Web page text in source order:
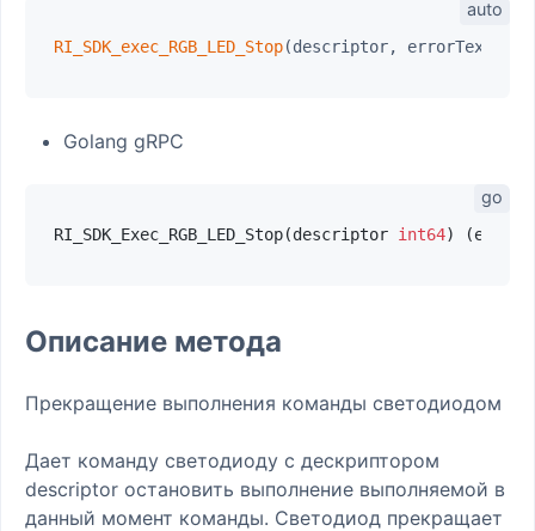
RI_SDK_exec_RGB_LED_Stop
Golang gRPC
RI_SDK_Exec_RGB_LED_Stop(descriptor int64)
Описание метода
Прекращение выполнения команды светодиодом
Дает команду светодиоду с дескриптором
descriptor остановить выполнение выполняемой в
данный момент команды. Светодиод прекращает